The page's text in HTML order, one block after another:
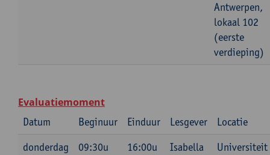
Antwerpen,
lokaal 102
(eerste
verdieping)
Evaluatiemoment
Datum Beginuur Einduur Lesgever
Locatie
donderdag
09:30u 16:00u
Isabella
Universiteit